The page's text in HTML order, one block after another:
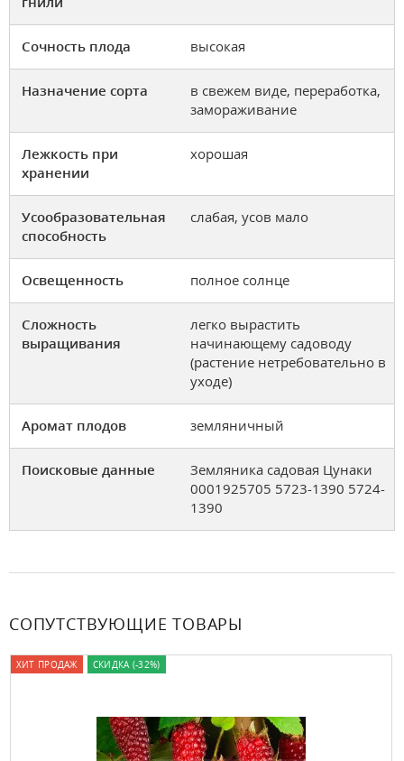
Сочность плода высокая
Назначение сорта
в свежем виде, переработка,
замораживание
Лежкость при
хранении
хорошая
Усообразовательная
способность
слабая, усов мало
Освещенность полное солнце
Сложность
выращивания
легко вырастить
начинающему садоводу
(растение нетребовательно в
уходе)
Аромат плодов земляничный
Поисковые данные
Земляника садовая Цунаки
0001925705 5723-1390 5724-
1390
СОПУТСТВУЮЩИЕ ТОВАРЫ
ХИТ ПРОДАЖ СКИДКА (-32%)